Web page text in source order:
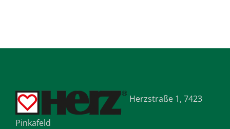
Herzstraße 1, 7423
Pinkafeld